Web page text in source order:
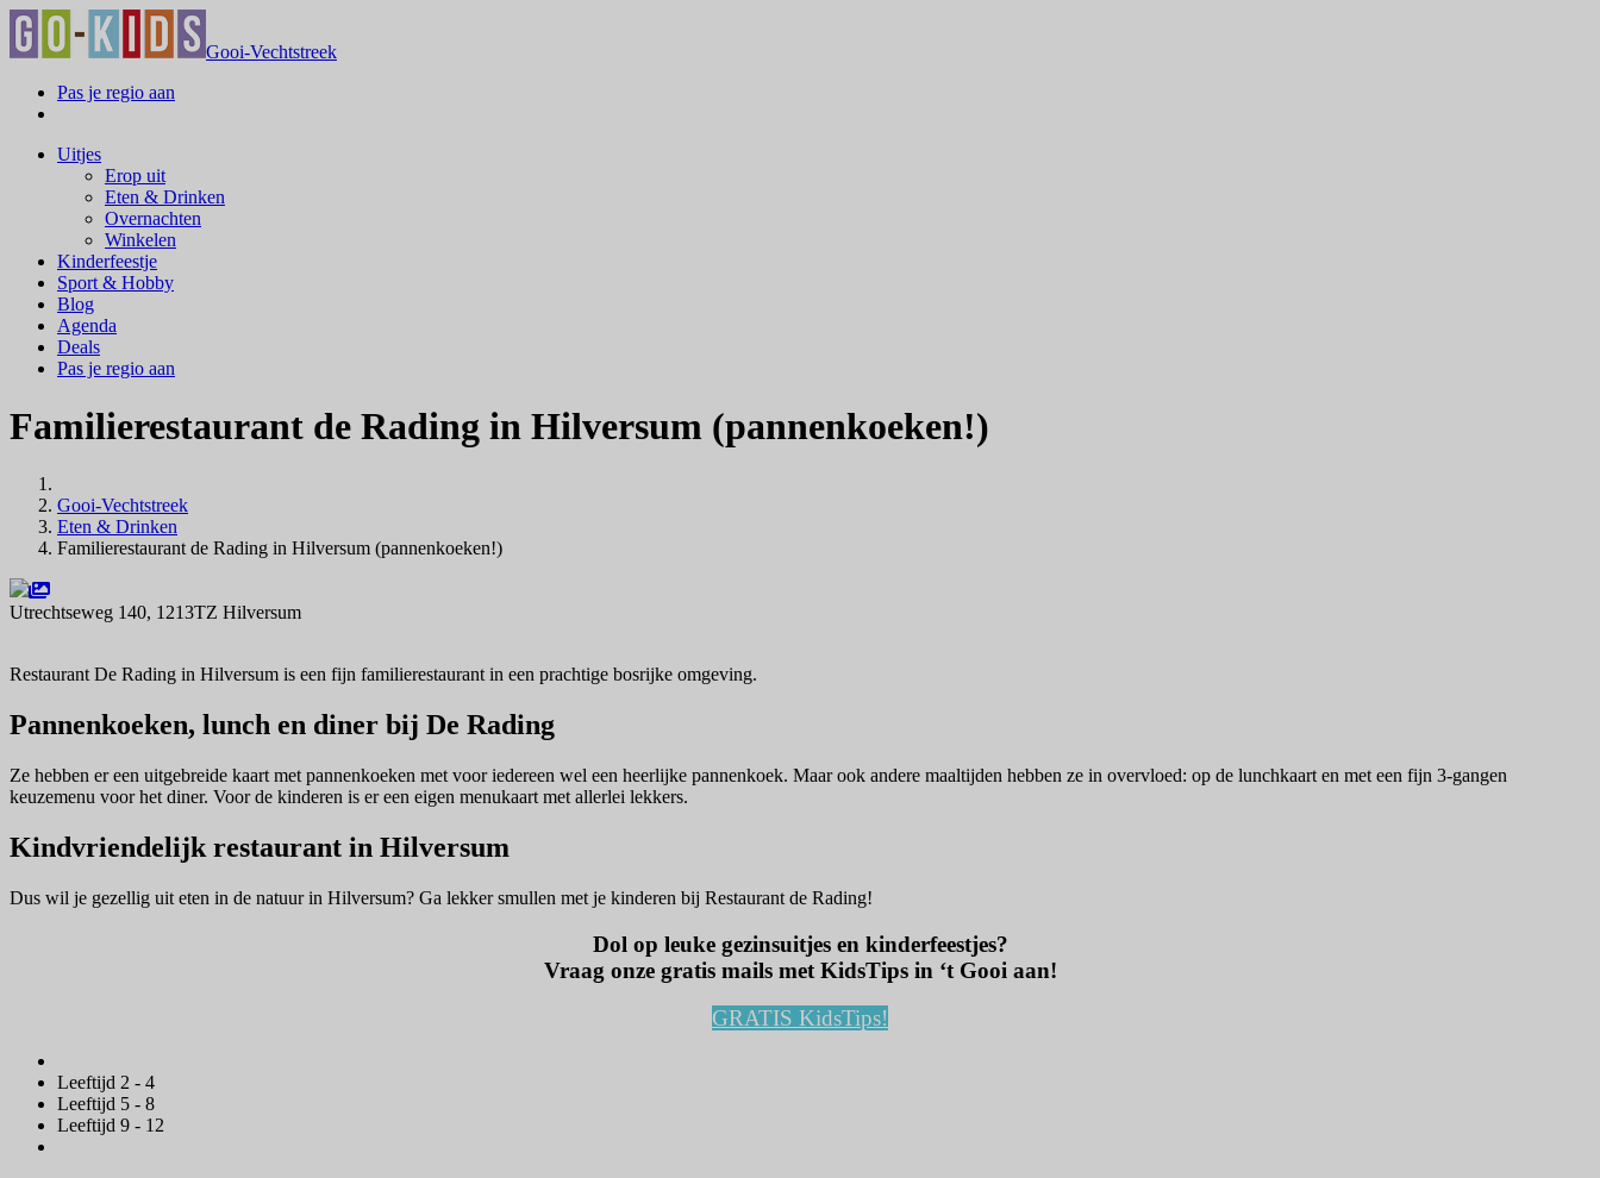
Gooi-Vechtstreek
Pas je regio aan
Uitjes
Erop uit
Eten & Drinken
Overnachten
Winkelen
Kinderfeestje
Sport & Hobby
Blog
Agenda
Deals
Pas je regio aan
Familierestaurant de Rading in Hilversum (pannenkoeken!)
Gooi-Vechtstreek
Eten & Drinken
Familierestaurant de Rading in Hilversum (pannenkoeken!)
Utrechtseweg 140, 1213TZ Hilversum
Restaurant De Rading in Hilversum is een fijn familierestaurant in een prachtige bosrijke omgeving.
Pannenkoeken, lunch en diner bij De Rading
Ze hebben er een uitgebreide kaart met pannenkoeken met voor iedereen wel een heerlijke pannenkoek. Maar ook andere maaltijden hebben ze in overvloed: op de lunchkaart en met een fijn 3-gangen
keuzemenu voor het diner. Voor de kinderen is er een eigen menukaart met allerlei lekkers.
Kindvriendelijk restaurant in Hilversum
Dus wil je gezellig uit eten in de natuur in Hilversum? Ga lekker smullen met je kinderen bij Restaurant de Rading!
Dol op leuke gezinsuitjes en kinderfeestjes?
Vraag onze gratis mails met KidsTips in ‘t Gooi aan!
GRATIS KidsTips!
Leeftijd 2 - 4
Leeftijd 5 - 8
Leeftijd 9 - 12